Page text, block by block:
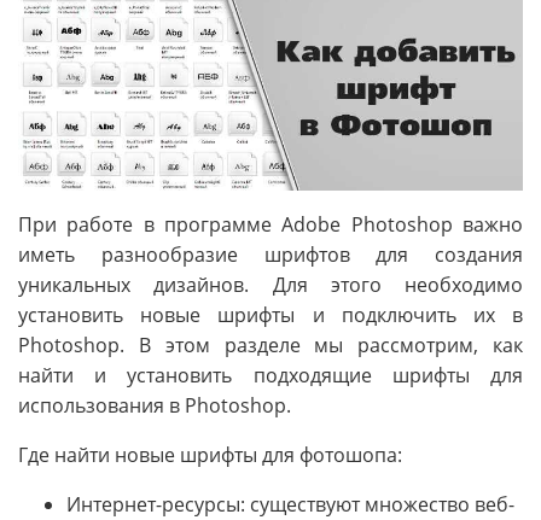
При работе в программе Adobe Photoshop важно
иметь разнообразие шрифтов для создания
уникальных дизайнов. Для этого необходимо
установить новые шрифты и подключить их в
Photoshop. В этом разделе мы рассмотрим, как
найти и установить подходящие шрифты для
использования в Photoshop.
Где найти новые шрифты для фотошопа:
Интернет-ресурсы: существуют множество веб-